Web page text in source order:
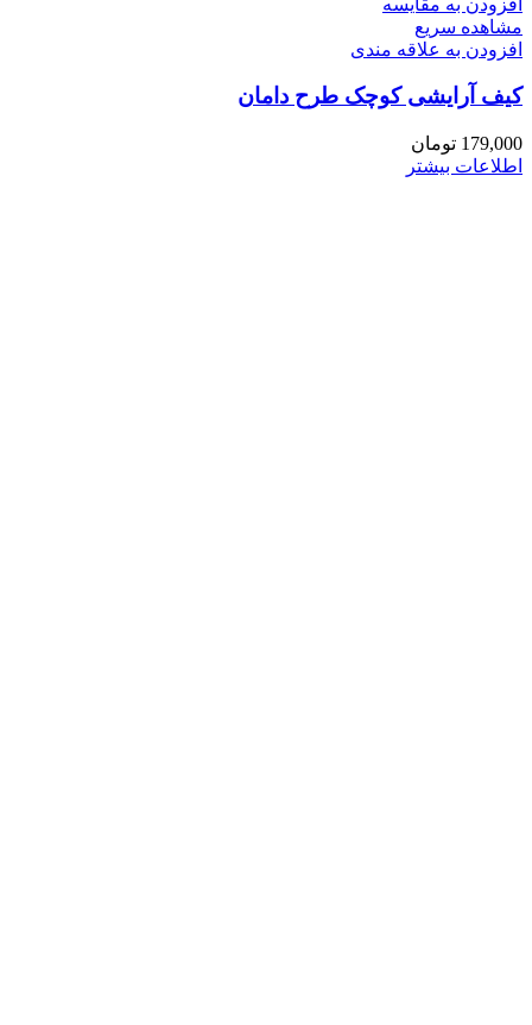
افزودن به مقایسه
مشاهده سریع
افزودن به علاقه مندی
کیف آرایشی کوچک طرح دامان
179,000 تومان
اطلاعات بیشتر